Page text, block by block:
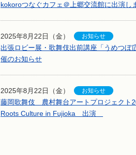
kokoroつなぐカフェ＠上郷交流館に出演し
2025年8月22日（金）
出張ロビー展・歌舞伎出前講座「うめつぼ
催のお知らせ
2025年8月22日（金）
藤岡歌舞伎 農村舞台アートプロジェク
Roots Culture in Fujioka 出演